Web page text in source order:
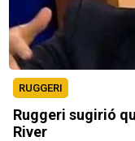
RUGGERI
Ruggeri sugirió
River